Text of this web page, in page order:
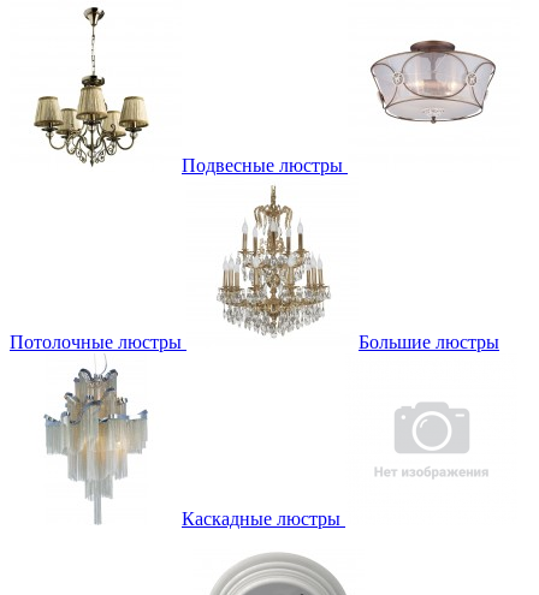
Подвесные люстры
Потолочные люстры Большие люстры
Каскадные люстры